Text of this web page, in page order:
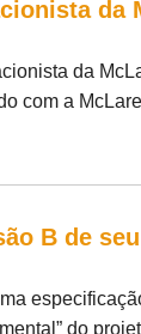
da
da
com a
B de
do